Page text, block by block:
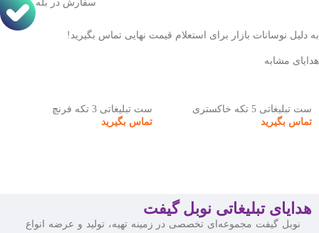
سفارش در بله
به دلیل نوسانات بازار برای استعلام قیمت نهایی تماس بگیرید!
هدایای مشابه
ست تبلیغاتی 5 تکه خاکستری
تماس بگیرید
ست تبلیغاتی 3 تکه فرنچ
تماس بگیرید
هدایای تبلیغاتی نوبل گیفت
نوبل گیفت مجموعه‌ای تخصصی در زمینه تهیه، تولید و عرضه انواع